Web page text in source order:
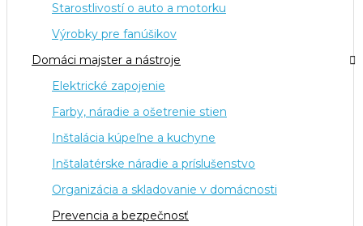
Starostlivostí o auto a motorku
Výrobky pre fanúšikov
Domáci majster a nástroje
Elektrické zapojenie
Farby, náradie a ošetrenie stien
Inštalácia kúpeľne a kuchyne
Inštalatérske náradie a príslušenstvo
Organizácia a skladovanie v domácnosti
Prevencia a bezpečnosť